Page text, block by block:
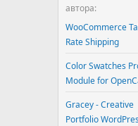
автора:
WooCommerce
Rate Shipping
Color Swatches
Module for
Gracey - Creative
Portfolio